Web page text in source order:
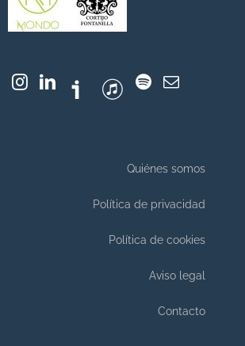
Quiénes somos
Política de privacidad
Política de cookies
Aviso legal
Contacto